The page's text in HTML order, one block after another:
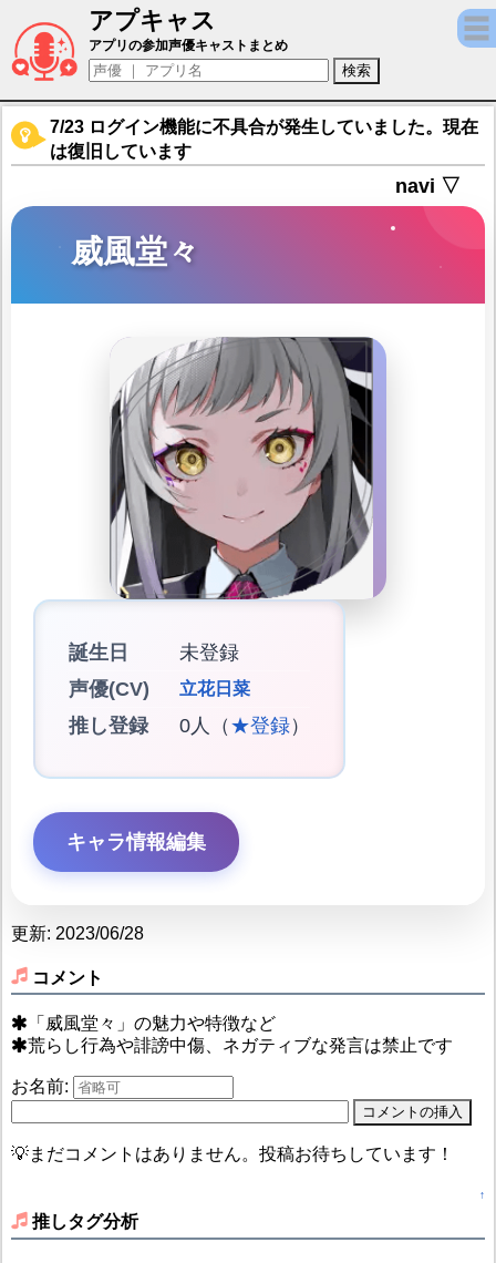
アプキャス
威風堂々（声優：立花日菜)【takt op. 運命は
アプリの参加声優キャストまとめ
7/23 ログイン機能に不具合が発生していました。現在
は復旧しています
navi ▽
威風堂々
誕生日
未登録
声優(CV)
立花日菜
推し登録 0人（ ★登録）
キャラ情報編集
更新: 2023/06/28
コメント
「威風堂々」の魅力や特徴など
荒らし行為や誹謗中傷、ネガティブな発言は禁止です
お名前:
💡まだコメントはありません。投稿お待ちしています！
↑
推しタグ分析